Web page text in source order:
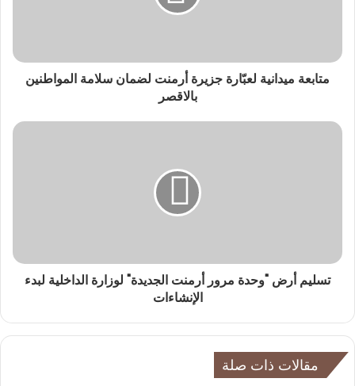
متابعة ميدانية لعبّارة جزيرة أرمنت لضمان سلامة المواطنين
بالاقصر
تسليم أرض "وحدة مرور أرمنت الجديدة" لوزارة الداخلية لبدء
الإنشاءات
مقالات ذات صلة